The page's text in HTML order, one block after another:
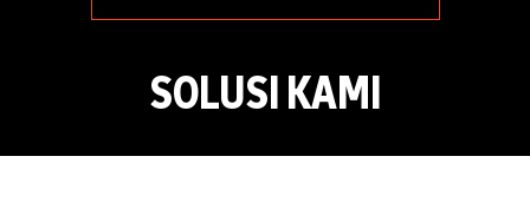
SOLUSI KAMI